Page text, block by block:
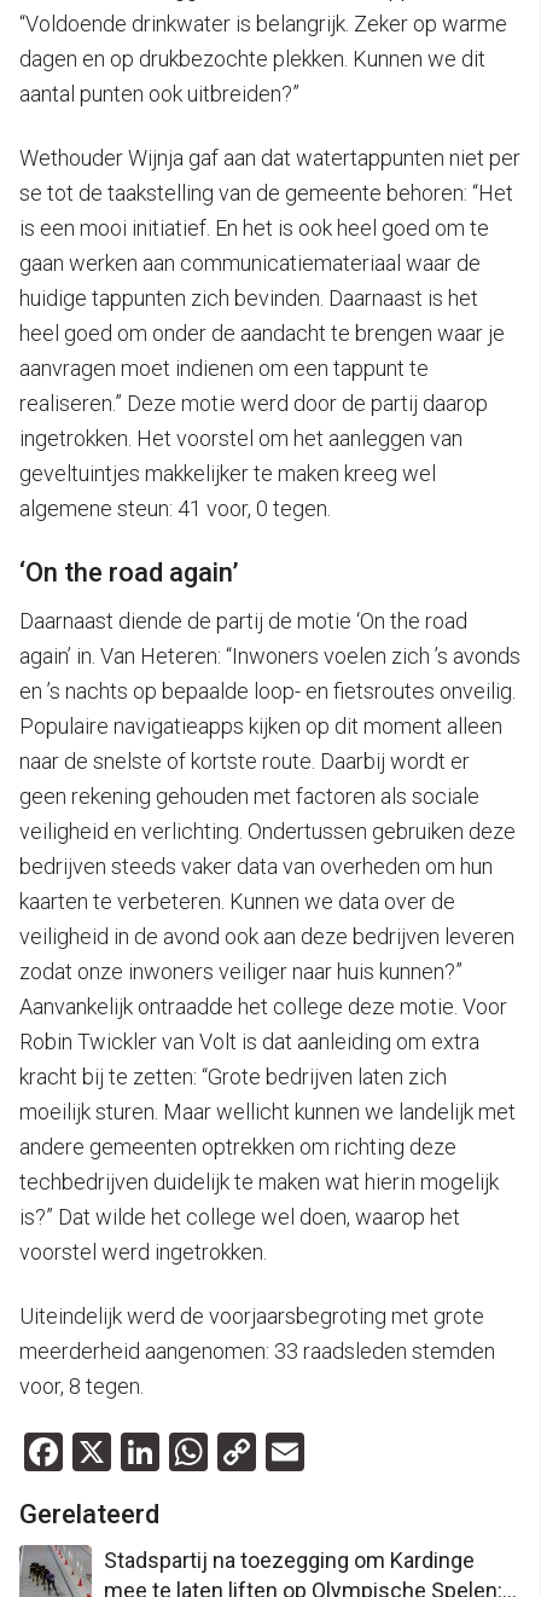
“Voldoende drinkwater is belangrijk. Zeker op warme
dagen en op drukbezochte plekken. Kunnen we dit
aantal punten ook uitbreiden?”
Wethouder Wijnja gaf aan dat watertappunten niet per
se tot de taakstelling van de gemeente behoren: “Het
is een mooi initiatief. En het is ook heel goed om te
gaan werken aan communicatiemateriaal waar de
huidige tappunten zich bevinden. Daarnaast is het
heel goed om onder de aandacht te brengen waar je
aanvragen moet indienen om een tappunt te
realiseren.” Deze motie werd door de partij daarop
ingetrokken. Het voorstel om het aanleggen van
geveltuintjes makkelijker te maken kreeg wel
algemene steun: 41 voor, 0 tegen.
‘On the road again’
Daarnaast diende de partij de motie ‘On the road
again’ in. Van Heteren: “Inwoners voelen zich ’s avonds
en ’s nachts op bepaalde loop- en fietsroutes onveilig.
Populaire navigatieapps kijken op dit moment alleen
naar de snelste of kortste route. Daarbij wordt er
geen rekening gehouden met factoren als sociale
veiligheid en verlichting. Ondertussen gebruiken deze
bedrijven steeds vaker data van overheden om hun
kaarten te verbeteren. Kunnen we data over de
veiligheid in de avond ook aan deze bedrijven leveren
zodat onze inwoners veiliger naar huis kunnen?”
Aanvankelijk ontraadde het college deze motie. Voor
Robin Twickler van Volt is dat aanleiding om extra
kracht bij te zetten: “Grote bedrijven laten zich
moeilijk sturen. Maar wellicht kunnen we landelijk met
andere gemeenten optrekken om richting deze
techbedrijven duidelijk te maken wat hierin mogelijk
is?” Dat wilde het college wel doen, waarop het
voorstel werd ingetrokken.
Uiteindelijk werd de voorjaarsbegroting met grote
meerderheid aangenomen: 33 raadsleden stemden
voor, 8 tegen.
Facebook
X LinkedIn
WhatsApp
Copy
Gerelateerd
Stadspartij na toezegging om Kardinge
mee te laten liften op Olympische Spelen: